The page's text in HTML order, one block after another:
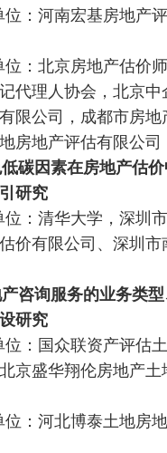
位：河南宏基房地产
位：北京房地产估价
代理人协会，北京中
限公司，成都市房地
房地产评估有限公司
碳因素在房地产估
研究
位：清华大学，深圳
价有限公司、深圳市
咨询服务的业务类
研究
位：国众联资产评估
京盛华翔伦房地产土
位：河北博泰土地房